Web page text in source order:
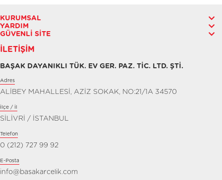
KURUMSAL
YARDIM
GÜVENLI SITE
İLETIŞIM
BAŞAK DAYANIKLI TÜK. EV GER. PAZ. TİC. LTD. ŞTİ.
Adres
ALİBEY MAHALLESİ, AZİZ SOKAK, NO:21/1A 34570
İlçe / İl
SİLİVRİ / İSTANBUL
Telefon
0 (212) 727 99 92
E-Posta
info@basakarcelik.com